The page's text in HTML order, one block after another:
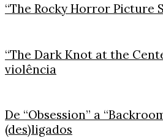
“The Rocky Horror Picture
“The Dark Knot at the
violência
De “Obsession” a
(des)ligados